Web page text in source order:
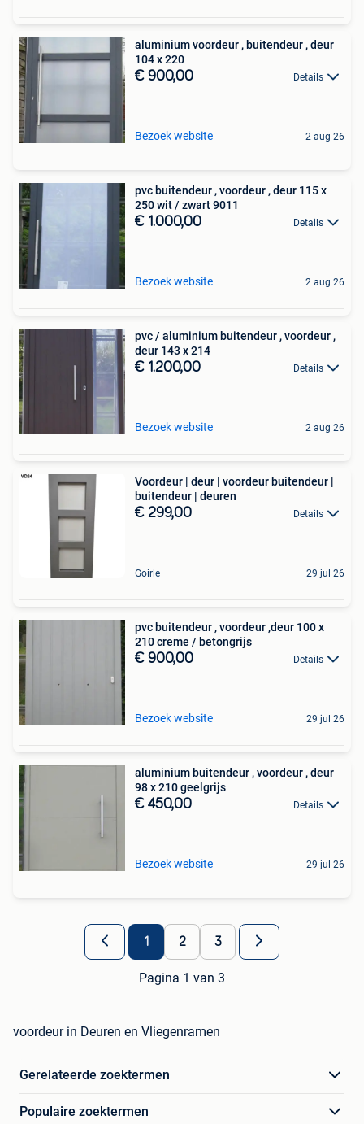
aluminium voordeur , buitendeur , deur
104 x 220
€ 900,00 Details
Bezoek website 2 aug 26
pvc buitendeur , voordeur , deur 115 x
250 wit / zwart 9011
€ 1.000,00 Details
Bezoek website 2 aug 26
pvc / aluminium buitendeur , voordeur ,
deur 143 x 214
€ 1.200,00 Details
Bezoek website 2 aug 26
Voordeur | deur | voordeur buitendeur |
buitendeur | deuren
€ 299,00 Details
Goirle 29 jul 26
pvc buitendeur , voordeur ,deur 100 x
210 creme / betongrijs
€ 900,00 Details
Bezoek website 29 jul 26
aluminium buitendeur , voordeur , deur
98 x 210 geelgrijs
€ 450,00 Details
Bezoek website 29 jul 26
1 2 3
Pagina 1 van 3
voordeur in Deuren en Vliegenramen
Gerelateerde zoektermen
Populaire zoektermen